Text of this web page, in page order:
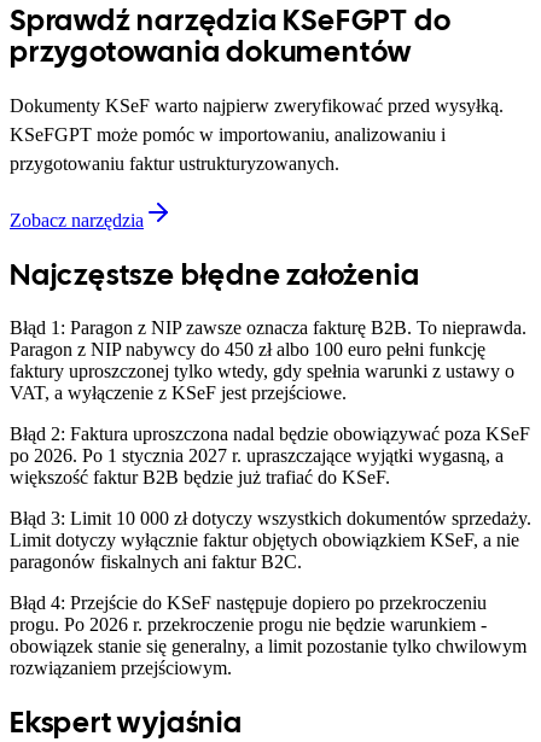
Sprawdź narzędzia KSeFGPT do
przygotowania dokumentów
Dokumenty KSeF warto najpierw zweryfikować przed wysyłką.
KSeFGPT może pomóc w importowaniu, analizowaniu i
przygotowaniu faktur ustrukturyzowanych.
Zobacz narzędzia
Najczęstsze błędne założenia
Błąd 1: Paragon z NIP zawsze oznacza fakturę B2B. To nieprawda.
Paragon z NIP nabywcy do 450 zł albo 100 euro pełni funkcję
faktury uproszczonej tylko wtedy, gdy spełnia warunki z ustawy o
VAT, a wyłączenie z KSeF jest przejściowe.
Błąd 2: Faktura uproszczona nadal będzie obowiązywać poza KSeF
po 2026. Po 1 stycznia 2027 r. upraszczające wyjątki wygasną, a
większość faktur B2B będzie już trafiać do KSeF.
Błąd 3: Limit 10 000 zł dotyczy wszystkich dokumentów sprzedaży.
Limit dotyczy wyłącznie faktur objętych obowiązkiem KSeF, a nie
paragonów fiskalnych ani faktur B2C.
Błąd 4: Przejście do KSeF następuje dopiero po przekroczeniu
progu. Po 2026 r. przekroczenie progu nie będzie warunkiem -
obowiązek stanie się generalny, a limit pozostanie tylko chwilowym
rozwiązaniem przejściowym.
Ekspert wyjaśnia